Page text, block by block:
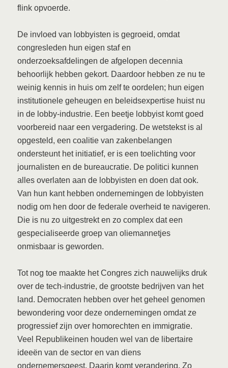
flink opvoerde.
De invloed van lobbyisten is gegroeid, omdat
congresleden hun eigen staf en
onderzoeksafdelingen de afgelopen decennia
behoorlijk hebben gekort. Daardoor hebben ze nu te
weinig kennis in huis om zelf te oordelen; hun eigen
institutionele geheugen en beleidsexpertise huist nu
in de lobby-industrie. Een beetje lobbyist komt goed
voorbereid naar een vergadering. De wetstekst is al
opgesteld, een coalitie van zakenbelangen
ondersteunt het initiatief, er is een toelichting voor
journalisten en de bureaucratie. De politici kunnen
alles overlaten aan de lobbyisten en doen dat ook.
Van hun kant hebben ondernemingen de lobbyisten
nodig om hen door de federale overheid te navigeren.
Die is nu zo uitgestrekt en zo complex dat een
gespecialiseerde groep van oliemannetjes
onmisbaar is geworden.
Tot nog toe maakte het Congres zich nauwelijks druk
over de tech-industrie, de grootste bedrijven van het
land. Democraten hebben over het geheel genomen
bewondering voor deze ondernemingen omdat ze
progressief zijn over homorechten en immigratie.
Veel Republikeinen houden wel van de libertaire
ideeën van de sector en van diens
ondernemersgeest. Daarin komt verandering. Zo